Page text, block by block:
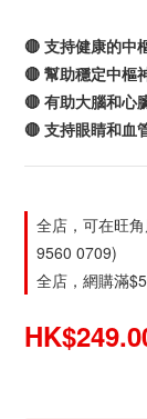
🔴 支持健康的中
🔴 幫助穩定中樞
🔴 有助大腦和心
🔴 支持眼睛和血
全店，可在旺
9560 0709)
全店，網購滿